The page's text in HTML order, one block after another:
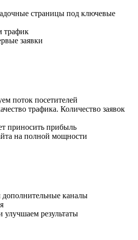
страницы под ключевые
трафик
заявки
поток посетителей
трафика. Количество заявок
приносить прибыль
на полной мощности
каналы
улучшаем результаты